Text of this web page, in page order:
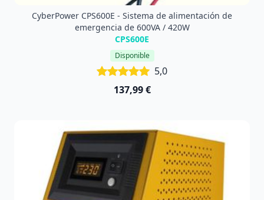
CyberPower CPS600E - Sistema de alimentación de
emergencia de 600VA / 420W
CPS600E
Disponible
5,0
137,99 €